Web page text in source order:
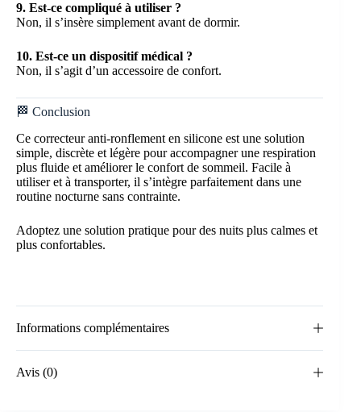
9. Est-ce compliqué à utiliser ?
Non, il s’insère simplement avant de dormir.
10. Est-ce un dispositif médical ?
Non, il s’agit d’un accessoire de confort.
🏁 Conclusion
Ce correcteur anti-ronflement en silicone est une solution
simple, discrète et légère pour accompagner une respiration
plus fluide et améliorer le confort de sommeil. Facile à
utiliser et à transporter, il s’intègre parfaitement dans une
routine nocturne sans contrainte.
Adoptez une solution pratique pour des nuits plus calmes et
plus confortables.
Informations complémentaires
Avis (0)